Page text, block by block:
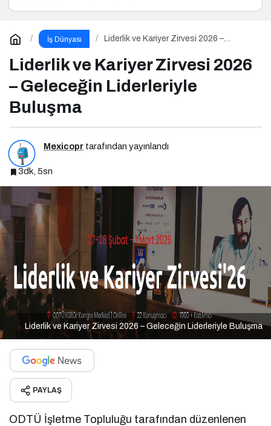
İş Dünyası
Liderlik ve Kariyer Zirvesi 2026 –
Liderlik ve Kariyer Zirvesi 2026
– Geleceğin Liderleriyle
Buluşma
Mexicopr tarafından yayınlandı
3dk, 5sn
Liderlik ve Kariyer Zirvesi 2026 – Geleceğin Liderleriyle Buluşma
PAYLAŞ
ODTÜ İşletme Topluluğu tarafından düzenlenen